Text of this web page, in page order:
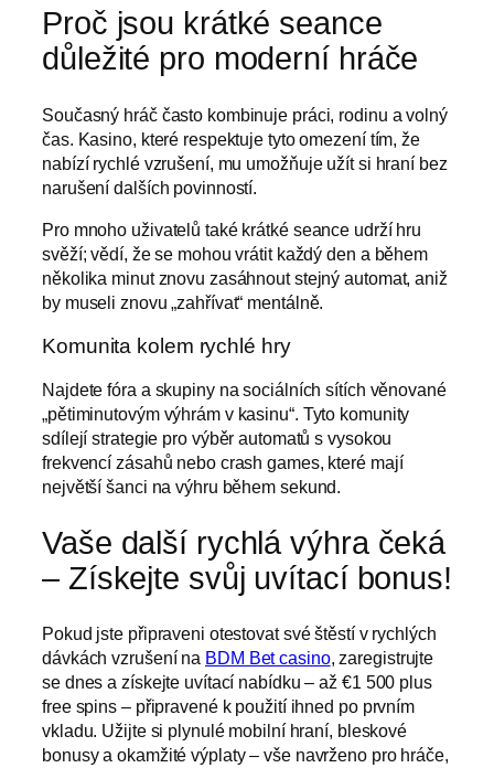
Proč jsou krátké seance
důležité pro moderní hráče
Současný hráč často kombinuje práci, rodinu a volný
čas. Kasino, které respektuje tyto omezení tím, že
nabízí rychlé vzrušení, mu umožňuje užít si hraní bez
narušení dalších povinností.
Pro mnoho uživatelů také krátké seance udrží hru
svěží; vědí, že se mohou vrátit každý den a během
několika minut znovu zasáhnout stejný automat, aniž
by museli znovu „zahřívat“ mentálně.
Komunita kolem rychlé hry
Najdete fóra a skupiny na sociálních sítích věnované
„pětiminutovým výhrám v kasinu“. Tyto komunity
sdílejí strategie pro výběr automatů s vysokou
frekvencí zásahů nebo crash games, které mají
největší šanci na výhru během sekund.
Vaše další rychlá výhra čeká
– Získejte svůj uvítací bonus!
Pokud jste připraveni otestovat své štěstí v rychlých
dávkách vzrušení na BDM Bet casino, zaregistrujte
se dnes a získejte uvítací nabídku – až €1 500 plus
free spins – připravené k použití ihned po prvním
vkladu. Užijte si plynulé mobilní hraní, bleskové
bonusy a okamžité výplaty – vše navrženo pro hráče,